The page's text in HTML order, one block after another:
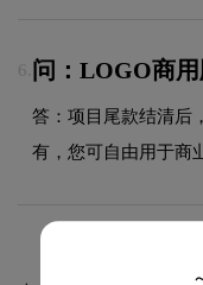
6. 问：LOGO商用
答：项目尾款结清后
有，您可自由用于商